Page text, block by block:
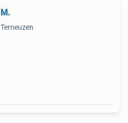
M.
Terneuzen